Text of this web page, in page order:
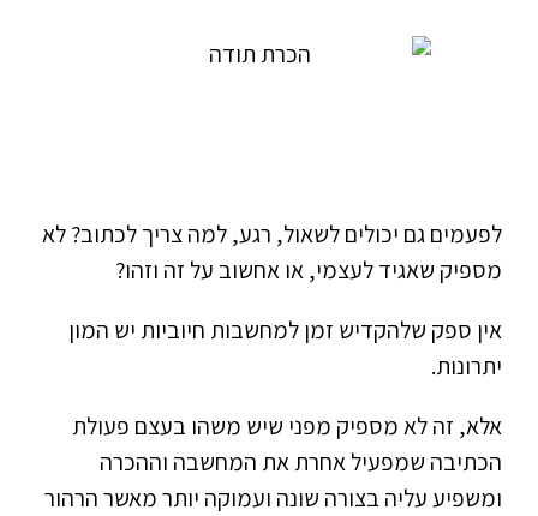
לפעמים גם יכולים לשאול, רגע, למה צריך לכתוב? לא
מספיק שאגיד לעצמי, או אחשוב על זה וזהו?
אין ספק שלהקדיש זמן למחשבות חיוביות יש המון
יתרונות.
אלא, זה לא מספיק מפני שיש משהו בעצם פעולת
הכתיבה שמפעיל אחרת את המחשבה וההכרה
ומשפיע עליה בצורה שונה ועמוקה יותר מאשר הרהור